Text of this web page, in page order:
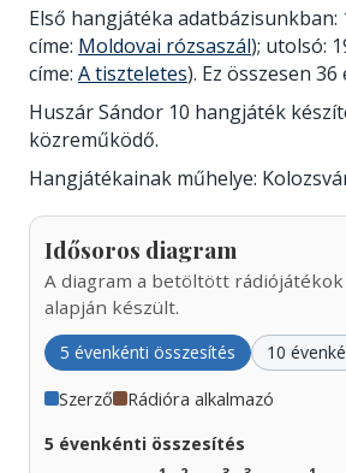
Első hangjátéka adatbázisunkban:
címe: Moldovai rózsaszál); utolsó:
címe: A tiszteletes). Ez összesen
Huszár Sándor 10 hangjáték
közreműködő.
Hangjátékainak műhelye:
Idősoros diagram
A diagram a betöltött
alapján készült.
5 évenkénti összesítés 10
Szerző Rádióra alkalmazó
5 évenkénti összesítés